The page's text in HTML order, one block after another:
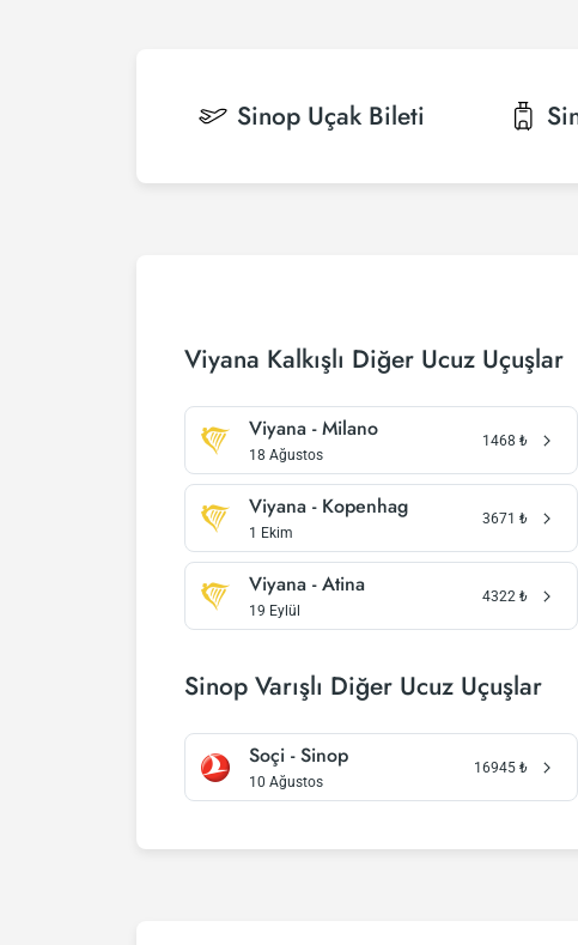
Sinop Uçak Bileti
Viyana Kalkışlı Diğer Ucuz Uçuşlar
Viyana - Milano
18 Ağustos
1468 ₺
Viyana - Kopenhag
1 Ekim
3671 ₺
Viyana - Atina
19 Eylül
4322 ₺
Sinop Varışlı Diğer Ucuz Uçuşlar
Soçi - Sinop
10 Ağustos
16945 ₺